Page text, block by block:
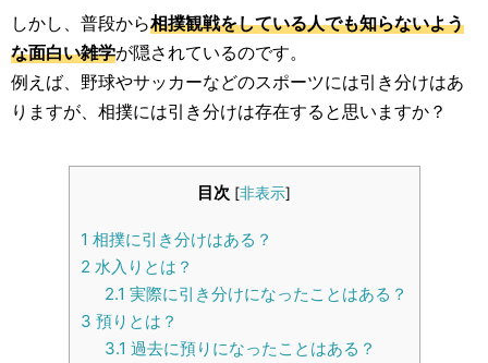
しかし、普段から相撲観戦をしている人でも知らないよう
な面白い雑学が隠されているのです。
例えば、野球やサッカーなどのスポーツには引き分けはあ
りますが、相撲には引き分けは存在すると思いますか？
目次 [非表示]
1 相撲に引き分けはある？
2 水入りとは？
2.1 実際に引き分けになったことはある？
3 預りとは？
3.1 過去に預りになったことはある？
歴史雑学
生活雑学
サイト情報